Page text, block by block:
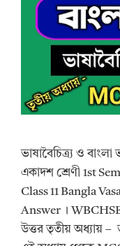
ভাষাবৈচিত্র্য ও
একাদশ শ্রেণী 1st
Class 11 Bangla
Answer । WBCHSE
উত্তর তৃতীয় অধ্যায় –